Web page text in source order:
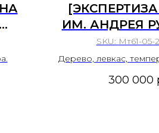
ХХ
ИМ. АНДРЕЯ
ИКОНА
"ОБРЕТЕНИЕ
ИОАННА
РУССКИЙ
SKU: Мт61-05-
Дерево, левкас,
300 000